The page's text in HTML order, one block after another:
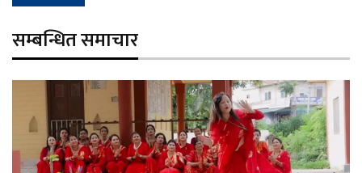
सम्बन्धित समाचार